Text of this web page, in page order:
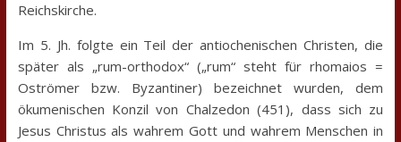
Reichskirche.
Im 5. Jh. folgte ein Teil der antiochenischen Christen, die
später als „rum-orthodox“ („rum“ steht für rhomaios =
Oströmer bzw. Byzantiner) bezeichnet wurden, dem
ökumenischen Konzil von Chalzedon (451), dass sich zu
Jesus Christus als wahrem Gott und wahrem Menschen in